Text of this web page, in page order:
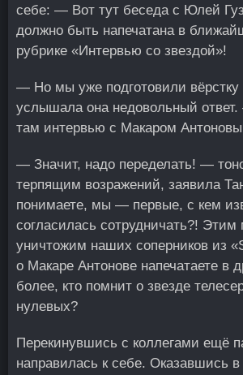
себе: — Вот тут беседа с Юлей
должно быть напечатана в
рубрике «Интервью со звездой»!
— Но мы уже подготовили
услышала она недовольный
там интервью с Макаром
— Значит, надо переделать! —
терпящим возражений, заявила
понимаете, мы — первые, с кем
согласилась сотрудничать?! Этим
уничтожим наших соперников из
о Макаре Антонове напечатаете в
более, кто помнит о звезде
нулевых?
Перекинувшись с коллегами ещё
направилась к себе. Оказавшись